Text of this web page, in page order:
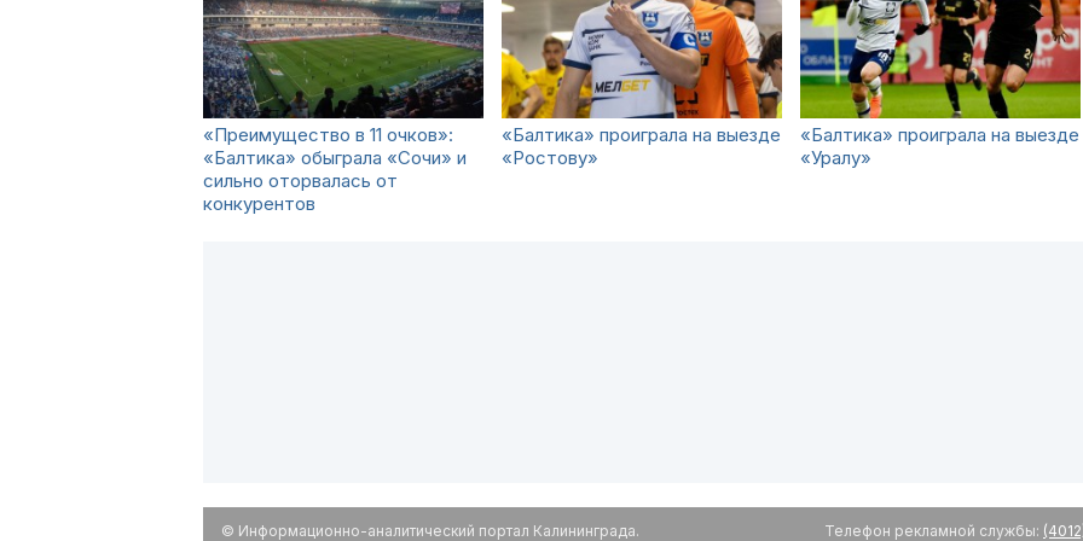
«Преимущество в 11 очков»:
«Балтика» обыграла «Сочи» и
сильно оторвалась от
конкурентов
«Балтика» проиграла на выезде
«Ростову»
«Балтика» проиграла на выезде
«Уралу»
© Информационно-аналитический портал Калининграда.
Телефон рекламной службы: